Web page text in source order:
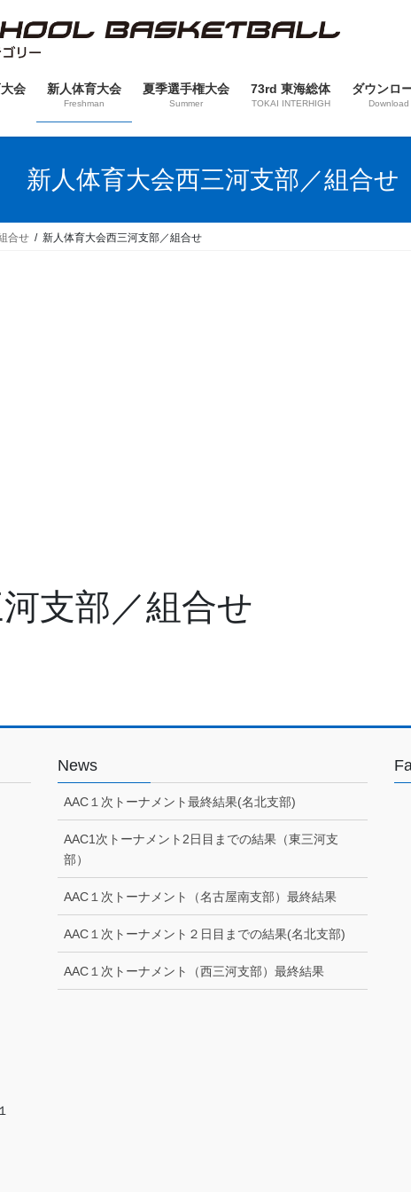
会 新人体育大会
Freshman
夏季選手権大会
Summer
73rd 東海総体
TOKAI INTERHIGH
ダウンロ
Download
新人体育大会西三河支部／組合せ
合せ 新人体育大会西三河支部／組合せ
支部／組合せ
News
AAC１次トーナメント最終結果(名北支部)
AAC1次トーナメント2日目までの結果（東三河支
部）
AAC１次トーナメント（名古屋南支部）最終結果
AAC１次トーナメント２日目までの結果(名北支部)
AAC１次トーナメント（西三河支部）最終結果